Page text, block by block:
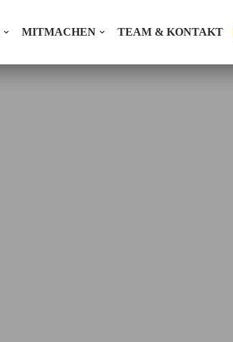
MITMACHEN TEAM & KONTAKT